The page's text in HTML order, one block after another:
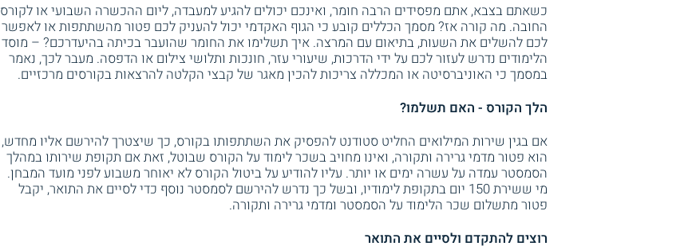
כשאתם בצבא, אתם מפסידים הרבה חומר, ואינכם יכולים להגיע למעבדה, ליום ההכשרה השבועי או לקורס
החובה. מה קורה אז? מסמך הכללים קובע כי הגוף האקדמי יכול להעניק לכם פטור מהשתתפות או לאפשר
לכם להשלים את השעות, בתיאום עם המרצה. איך תשלימו את החומר שהועבר בכיתה בהיעדרכם? – מוסד
הלימודים נדרש לעזור לכם על ידי הדרכות, שיעורי עזר, חונכות ותלושי צילום או הדפסה. מעבר לכך, נאמר
במסמך כי האוניברסיטה או המכללה צריכות להכין מאגר של קבצי הקלטה להרצאות בקורסים מרכזיים.
הלך הקורס - האם תשלמו?
אם בגין שירות המילואים החליט סטודנט להפסיק את השתתפותו בקורס, כך שיצטרך להירשם אליו מחדש,
הוא פטור מדמי גרירה ותקורה, ואינו מחויב בשכר לימוד על הקורס שבוטל, זאת אם תקופת שירותו במהלך
הסמסטר עמדה על עשרה ימים או יותר. עליו להודיע על ביטול הקורס לא יאוחר משבוע לפני מועד המבחן.
מי ששירת 150 יום בתקופת לימודיו, ובשל כך נדרש להירשם לסמסטר נוסף כדי לסיים את התואר, יקבל
פטור מתשלום שכר הלימוד על הסמסטר ומדמי גרירה ותקורה.
רוצים להתקדם ולסיים את התואר